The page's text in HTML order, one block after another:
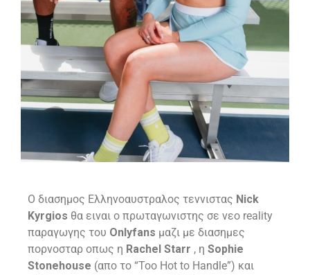
Ο διασημος Ελληνοαυστραλος τεννιστας Nick
Kyrgios θα ειναι ο πρωταγωνιστης σε νεο reality
παραγωγης του Onlyfans μαζι με διασημες
πορνοσταρ οπως η Rachel Starr , η Sophie
Stonehouse (απο το “Too Hot to Handle”) και